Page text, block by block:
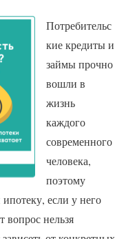
Потребительс
кие кредиты и
займы прочно
вошли в
жизнь
каждого
современного
человека,
поэтому
если у него
вопрос нельзя